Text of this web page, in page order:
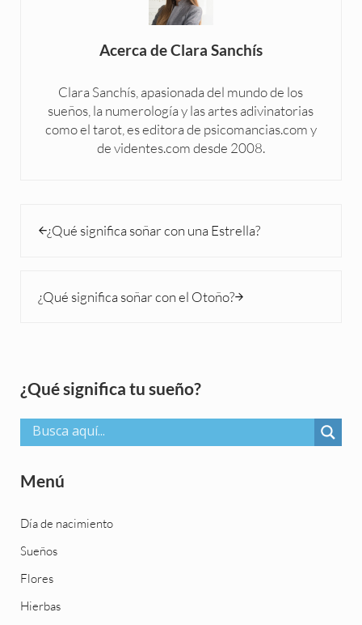
Acerca deClara Sanchís
Clara Sanchís, apasionada del mundo de los
sueños, la numerología y las artes adivinatorias
como el tarot, es editora de psicomancias.com y
de videntes.com desde 2008.
¿Qué significa soñar con una Estrella?
¿Qué significa soñar con el Otoño?
Sidebar
¿Qué significa tu sueño?
Menú
Día de nacimiento
Sueños
Flores
Hierbas